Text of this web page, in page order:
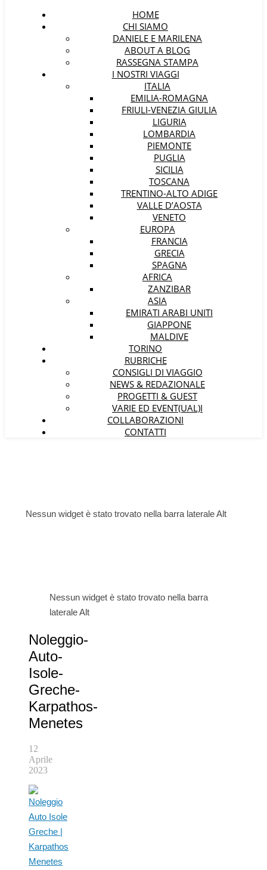
HOME
CHI SIAMO
DANIELE E MARILENA
ABOUT A BLOG
RASSEGNA STAMPA
I NOSTRI VIAGGI
ITALIA
EMILIA-ROMAGNA
FRIULI-VENEZIA GIULIA
LIGURIA
LOMBARDIA
PIEMONTE
PUGLIA
SICILIA
TOSCANA
TRENTINO-ALTO ADIGE
VALLE D’AOSTA
VENETO
EUROPA
FRANCIA
GRECIA
SPAGNA
AFRICA
ZANZIBAR
ASIA
EMIRATI ARABI UNITI
GIAPPONE
MALDIVE
TORINO
RUBRICHE
CONSIGLI DI VIAGGIO
NEWS & REDAZIONALE
PROGETTI & GUEST
VARIE ED EVENT(UAL)I
COLLABORAZIONI
CONTATTI
Nessun widget è stato trovato nella barra laterale Alt
Nessun widget è stato trovato nella barra
laterale Alt
Noleggio-
Auto-
Isole-
Greche-
Karpathos-
Menetes
12
Aprile
2023